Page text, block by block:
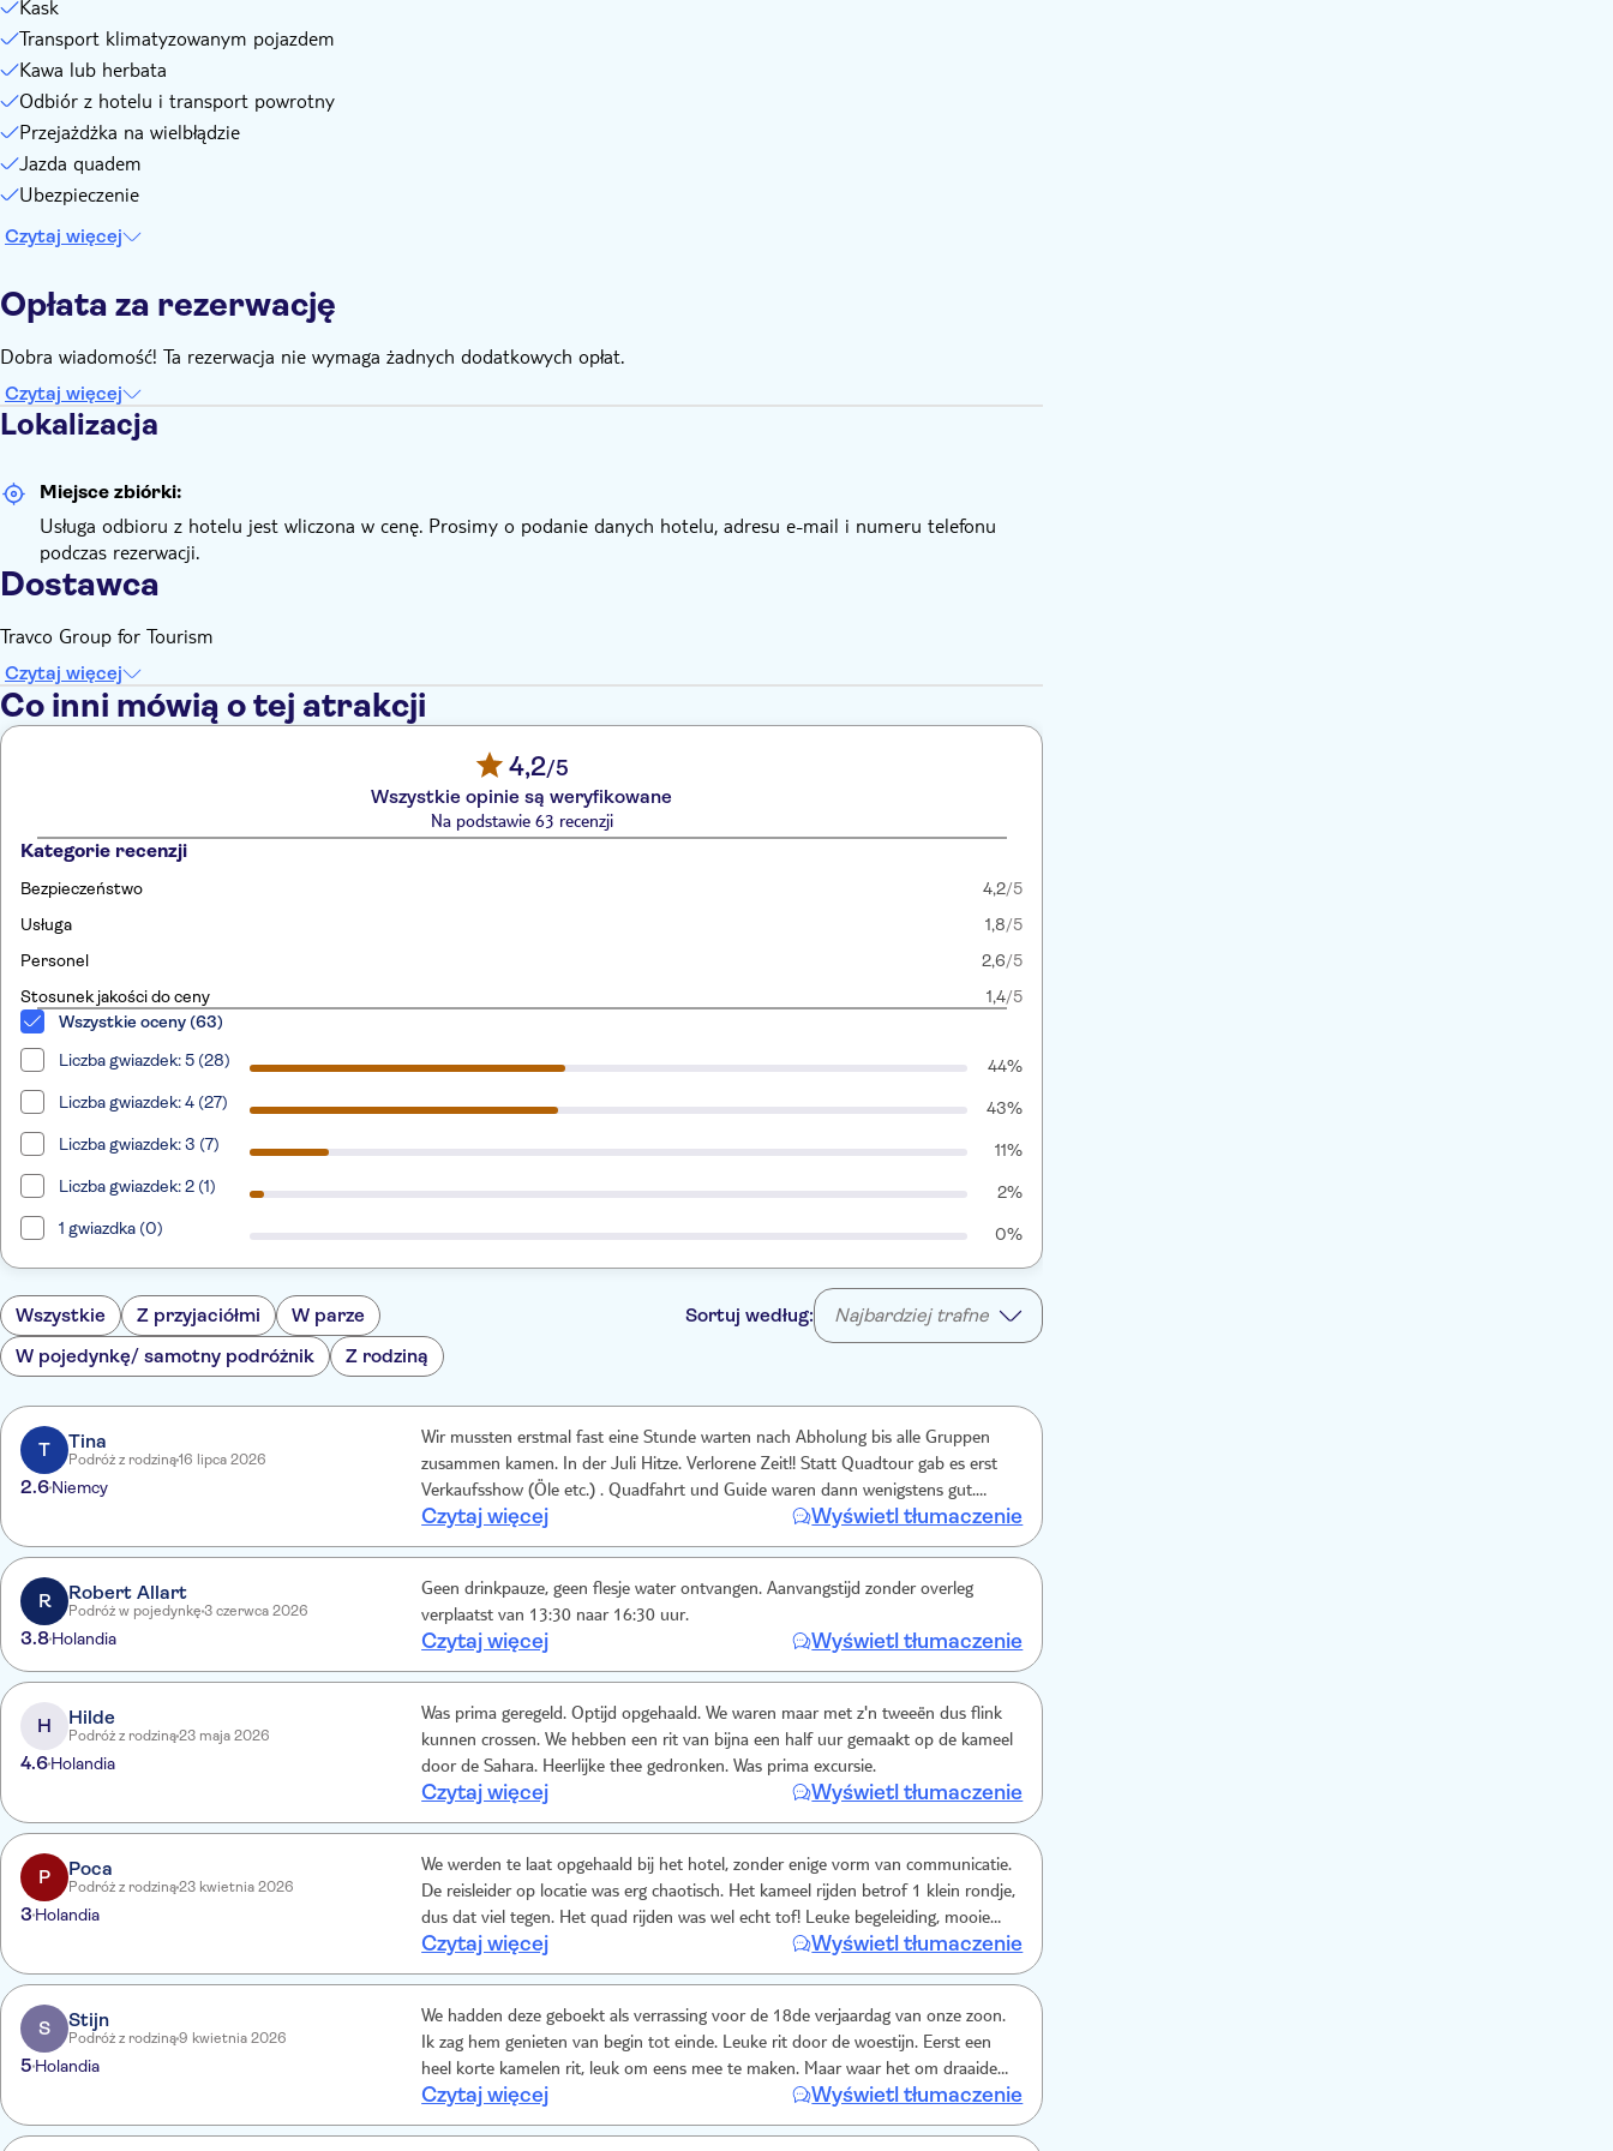
Kask
Transport klimatyzowanym pojazdem
Kawa lub herbata
Odbiór z hotelu i transport powrotny
Przejażdżka na wielbłądzie
Jazda quadem
Ubezpieczenie
Czytaj więcej
Opłata za rezerwację
Dobra wiadomość! Ta rezerwacja nie wymaga żadnych dodatkowych opłat.
Czytaj więcej
Lokalizacja
Miejsce zbiórki:
Usługa odbioru z hotelu jest wliczona w cenę. Prosimy o podanie danych hotelu, adresu e-mail i numeru telefonu
podczas rezerwacji.
Dostawca
Travco Group for Tourism
Czytaj więcej
Co inni mówią o tej atrakcji
4,2/5
Wszystkie opinie są weryfikowane
Na podstawie 63 recenzji
Kategorie recenzji
Bezpieczeństwo 4,2/5
Usługa
1,8/5
Personel
2,6/5
Stosunek jakości do ceny
1,4/5
Wszystkie oceny (63)
Liczba gwiazdek: 5 (28)
44%
Liczba gwiazdek: 4 (27)
43%
Liczba gwiazdek: 3 (7)
11%
Liczba gwiazdek: 2 (1)
2%
1 gwiazdka (0)
0%
Wszystkie Z przyjaciółmi
W parze
W pojedynkę/ samotny podróżnik
Z rodziną
Sortuj według: Najbardziej trafne
T Tina
Podróż z rodziną16 lipca 2026
2.6Niemcy
Wir mussten erstmal fast eine Stunde warten nach Abholung bis alle Gruppen
zusammen kamen. In der Juli Hitze. Verlorene Zeit!! Statt Quadtour gab es erst
Verkaufsshow (Öle etc.) . Quadfahrt und Guide waren dann wenigstens gut.
Anwesender „Chef“ von Travco Group wollte uns Fotos der Tour regelrecht
aufdrängen. Zeigte sich direkt beleidigt und die aufgesetzte Freundlichkeit
Preis-/ Leidtungsverhältnis
Czytaj więcej Wyświetl tłumaczenie
R Robert Allart
Podróż w pojedynkę 3 czerwca 2026
3.8Holandia
Geen drinkpauze, geen flesje water ontvangen. Aanvangstijd zonder overleg
verplaatst van 13:30 naar 16:30 uur.
Czytaj więcej Wyświetl tłumaczenie
H Hilde
Podróż z rodziną23 maja 2026
4.6Holandia
Was prima geregeld. Optijd opgehaald. We waren maar met z'n tweeën dus flink
kunnen crossen. We hebben een rit van bijna een half uur gemaakt op de kameel
door de Sahara. Heerlijke thee gedronken. Was prima excursie.
Czytaj więcej Wyświetl tłumaczenie
P Poca
Podróż z rodziną23 kwietnia 2026
3 Holandia
We werden te laat opgehaald bij het hotel, zonder enige vorm van communicatie.
De reisleider op locatie was erg chaotisch. Het kameel rijden betrof 1 klein rondje,
dus dat viel tegen. Het quad rijden was wel echt tof! Leuke begeleiding, mooie
route en 2 stops. Tip: neem cash geld mee voor het aanschaffen van de sjaal, de
fotograaf die de hele excursie aanwezig is en fooi voor de mannen die meegaan
Czytaj więcej Wyświetl tłumaczenie
S Stijn
Podróż z rodziną9 kwietnia 2026
5 Holandia
We hadden deze geboekt als verrassing voor de 18de verjaardag van onze zoon.
Ik zag hem genieten van begin tot einde. Leuke rit door de woestijn. Eerst een
heel korte kamelen rit, leuk om eens mee te maken. Maar waar het om draaide
was de quad toer. Superleuk! Die van ons haalde toch vlot 54km/h. Veel stof
natuurlijk maar je kan ter plaatse een sjaal kopen. Lange broek is inderdaad een
Czytaj więcej Wyświetl tłumaczenie